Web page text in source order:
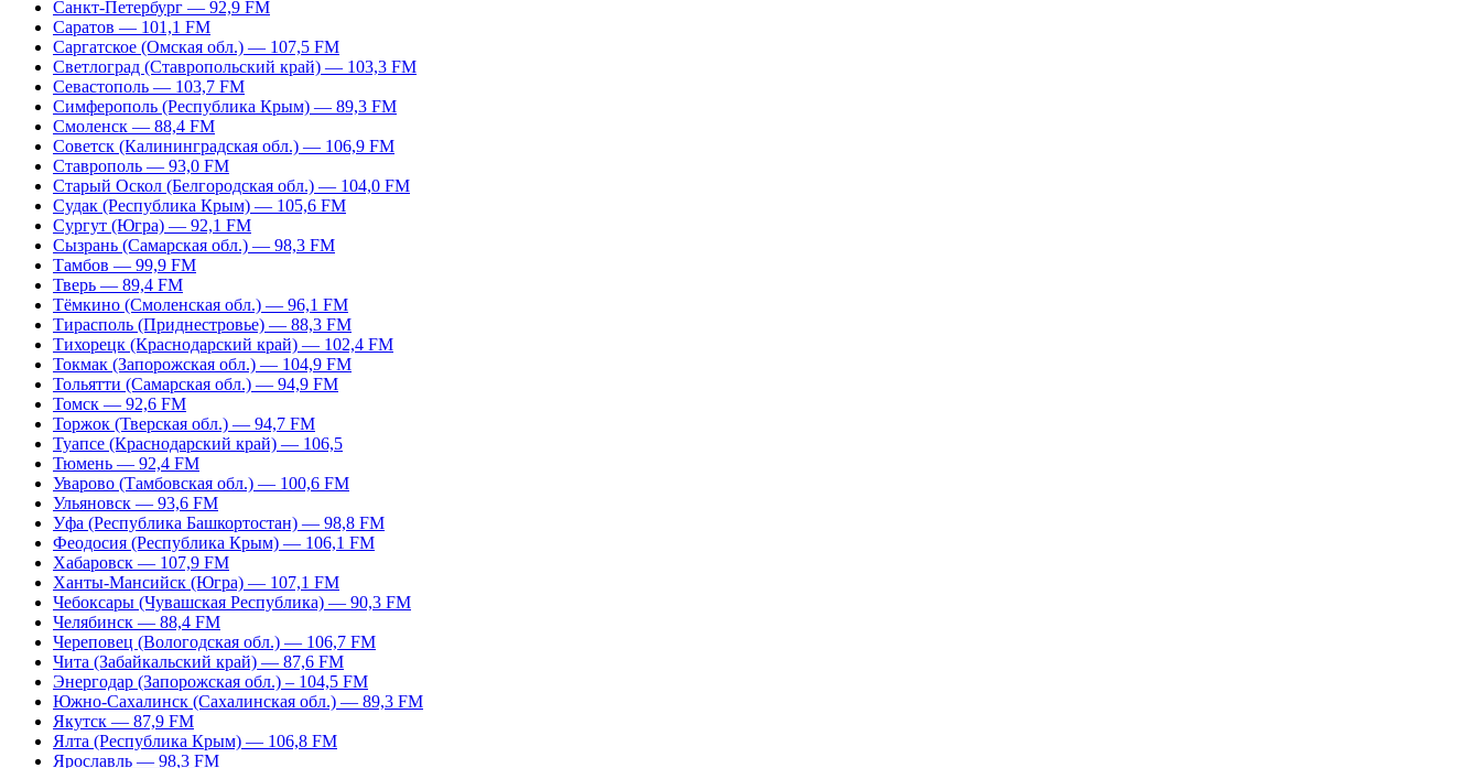
Санкт-Петербург — 92,9 FM
Саратов — 101,1 FM
Саргатское (Омская обл.) — 107,5 FM
Светлоград (Ставропольский край) — 103,3 FM
Севастополь — 103,7 FM
Симферополь (Республика Крым) — 89,3 FM
Смоленск — 88,4 FM
Советск (Калининградская обл.) — 106,9 FM
Ставрополь — 93,0 FM
Старый Оскол (Белгородская обл.) — 104,0 FM
Судак (Республика Крым) — 105,6 FM
Сургут (Югра) — 92,1 FM
Сызрань (Самарская обл.) — 98,3 FM
Тамбов — 99,9 FM
Тверь — 89,4 FM
Тёмкино (Смоленская обл.) — 96,1 FM
Тирасполь (Приднестровье) — 88,3 FM
Тихорецк (Краснодарский край) — 102,4 FM
Токмак (Запорожская обл.) — 104,9 FM
Тольятти (Самарская обл.) — 94,9 FM
Томск — 92,6 FM
Торжок (Тверская обл.) — 94,7 FM
Туапсе (Краснодарский край) — 106,5
Тюмень — 92,4 FM
Уварово (Тамбовская обл.) — 100,6 FM
Ульяновск — 93,6 FM
Уфа (Республика Башкортостан) — 98,8 FM
Феодосия (Республика Крым) — 106,1 FM
Хабаровск — 107,9 FM
Ханты-Мансийск (Югра) — 107,1 FM
Чебоксары (Чувашская Республика) — 90,3 FM
Челябинск — 88,4 FM
Череповец (Вологодская обл.) — 106,7 FM
Чита (Забайкальский край) — 87,6 FM
Энергодар (Запорожская обл.) – 104,5 FM
Южно-Сахалинск (Сахалинская обл.) — 89,3 FM
Якутск — 87,9 FM
Ялта (Республика Крым) — 106,8 FM
Ярославль — 98,3 FM